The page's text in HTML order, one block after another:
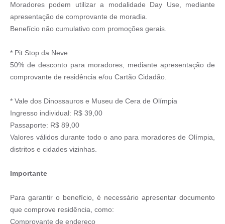
Moradores podem utilizar a modalidade Day Use, mediante
apresentação de comprovante de moradia.
Benefício não cumulativo com promoções gerais.
* Pit Stop da Neve
50% de desconto para moradores, mediante apresentação de
comprovante de residência e/ou Cartão Cidadão.
* Vale dos Dinossauros e Museu de Cera de Olímpia
Ingresso individual: R$ 39,00
Passaporte: R$ 89,00
Valores válidos durante todo o ano para moradores de Olímpia,
distritos e cidades vizinhas.
Importante
Para garantir o benefício, é necessário apresentar documento
que comprove residência, como:
Comprovante de endereço